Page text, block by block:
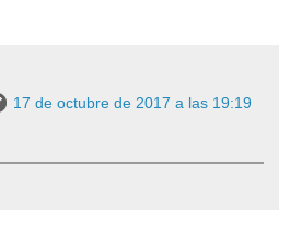
17 de octubre de 2017 a las 19:19